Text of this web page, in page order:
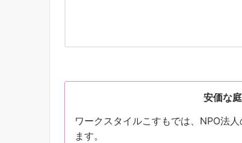
安価な
ワークスタイルこすもでは、NPO法
ます。